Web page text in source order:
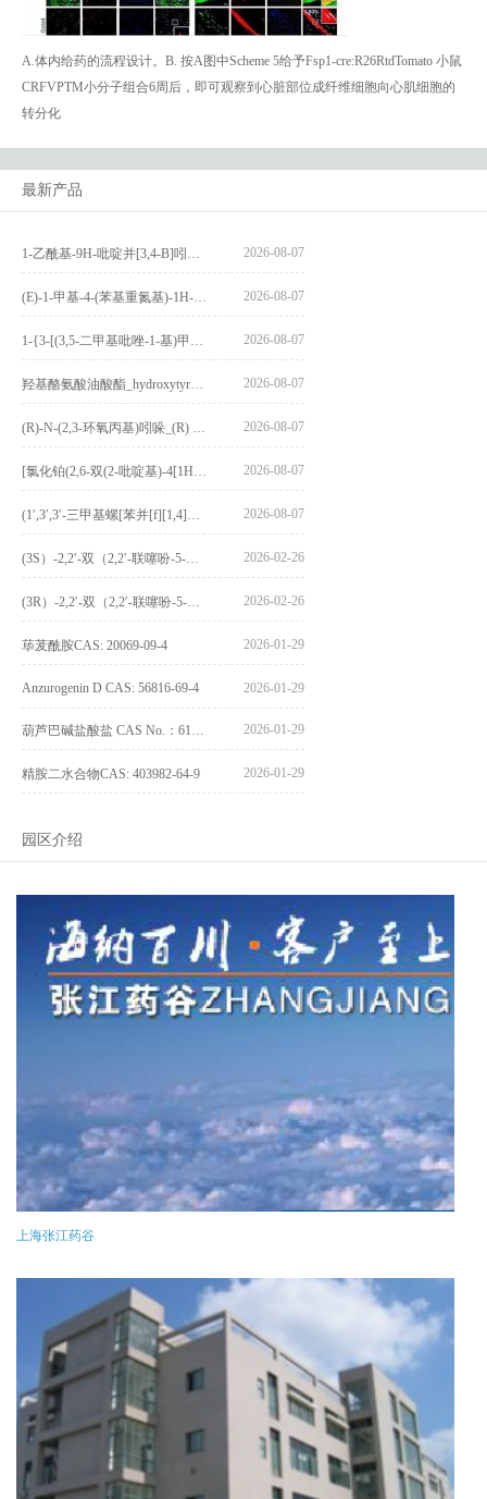
A.体内给药的流程设计。B. 按A图中Scheme 5给予Fsp1-cre:R26RtdTomato 小鼠
CRFVPTM小分子组合6周后，即可观察到心脏部位成纤维细胞向心肌细胞的
转分化
最新产品
2026-08-07
2026-08-07
2026-08-07
2026-08-07
2026-08-07
2026-08-07
2026-08-07
2026-02-26
2026-02-26
荜茇酰胺CAS: 20069-09-4 2026-01-29
Anzurogenin D CAS: 56816-69-4 2026-01-29
2026-01-29
精胺二水合物CAS: 403982-64-9 2026-01-29
园区介绍
上海张江药谷